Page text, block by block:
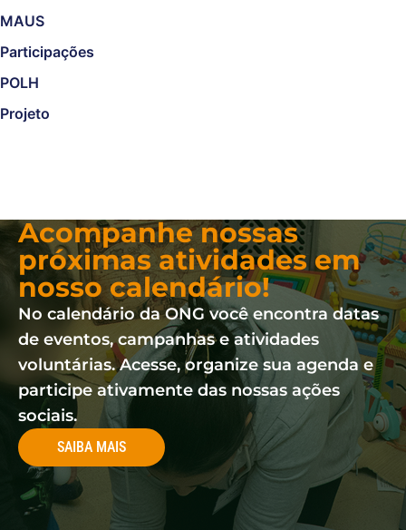
MAUS
Participações
POLH
Projeto
Acompanhe nossas
próximas atividades em
nosso calendário!
No calendário da ONG você encontra datas
de eventos, campanhas e atividades
voluntárias. Acesse, organize sua agenda e
participe ativamente das nossas ações
sociais.
SAIBA MAIS